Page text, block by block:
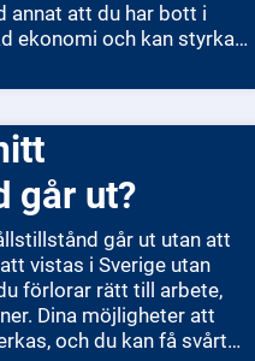
annat att du har bott i
ekonomi och kan styrka
går även att skicka in
Blir du godkänd får du ett
medborgare innebär att
exempel rösträtt i
går ut?
går ut utan att
vistas i Sverige utan
förlorar rätt till arbete,
Dina möjligheter att
och du kan få svårt